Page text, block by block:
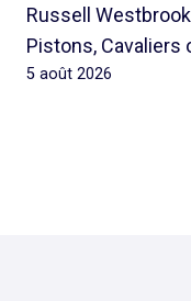
Russell
Pistons, Cavaliers
5 août 2026